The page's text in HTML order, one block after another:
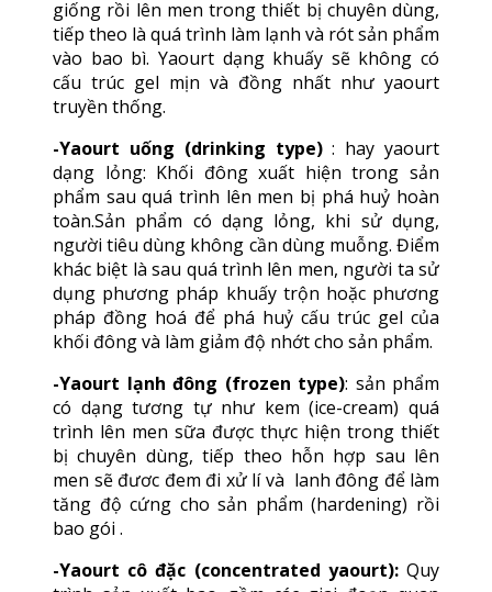
giống rồi lên men trong thiết bị chuyên dùng,
tiếp theo là quá trình làm lạnh và rót sản phẩm
vào bao bì. Yaourt dạng khuấy sẽ không có
cấu trúc gel mịn và đồng nhất như yaourt
truyền thống.
-Yaourt uống (drinking type): hay yaourt
dạng lỏng: Khối đông xuất hiện trong sản
phẩm sau quá trình lên men bị phá huỷ hoàn
toàn.Sản phẩm có dạng lỏng, khi sử dụng,
người tiêu dùng không cần dùng muỗng. Điểm
khác biệt là sau quá trình lên men, người ta sử
dụng phương pháp khuấy trộn hoặc phương
pháp đồng hoá để phá huỷ cấu trúc gel của
khối đông và làm giảm độ nhớt cho sản phẩm.
-Yaourt lạnh đông (frozen type): sản phẩm
có dạng tương tự như kem (ice-cream) quá
trình lên men sữa được thực hiện trong thiết
bị chuyên dùng, tiếp theo hỗn hợp sau lên
men sẽ đươc đem đi xử lí và lanh đông để làm
tăng độ cứng cho sản phẩm (hardening) rồi
bao gói .
-Yaourt cô đặc (concentrated yaourt):Quy